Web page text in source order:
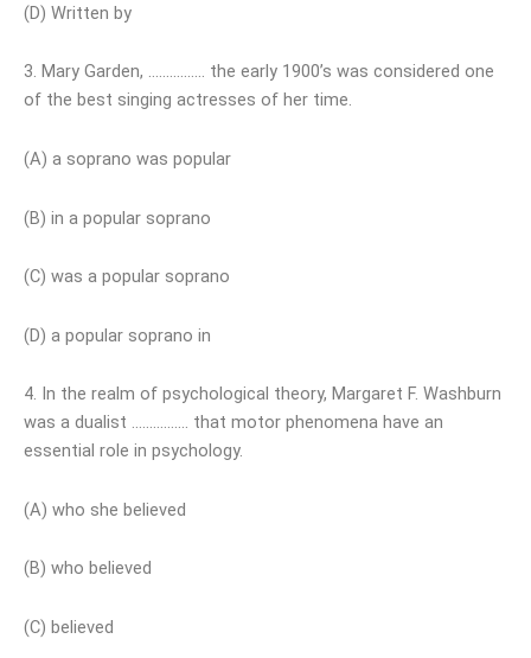
(D) Written by
3. Mary Garden, ……………. the early 1900’s was considered one
of the best singing actresses of her time.
(A) a soprano was popular
(B) in a popular soprano
(C) was a popular soprano
(D) a popular soprano in
4. In the realm of psychological theory, Margaret F. Washburn
was a dualist ……………. that motor phenomena have an
essential role in psychology.
(A) who she believed
(B) who believed
(C) believed